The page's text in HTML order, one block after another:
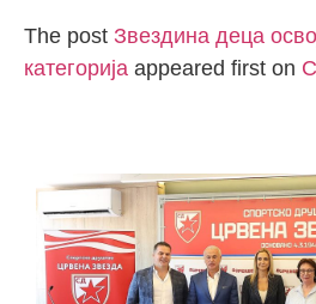
The post Звездина деца
категорија appeared first on